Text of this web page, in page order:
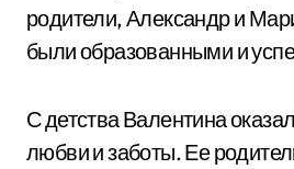
родители, Александр и
были образованными и
С детства Валентина
любви и заботы. Ее